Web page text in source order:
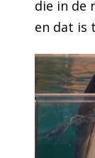
die in de
en dat is